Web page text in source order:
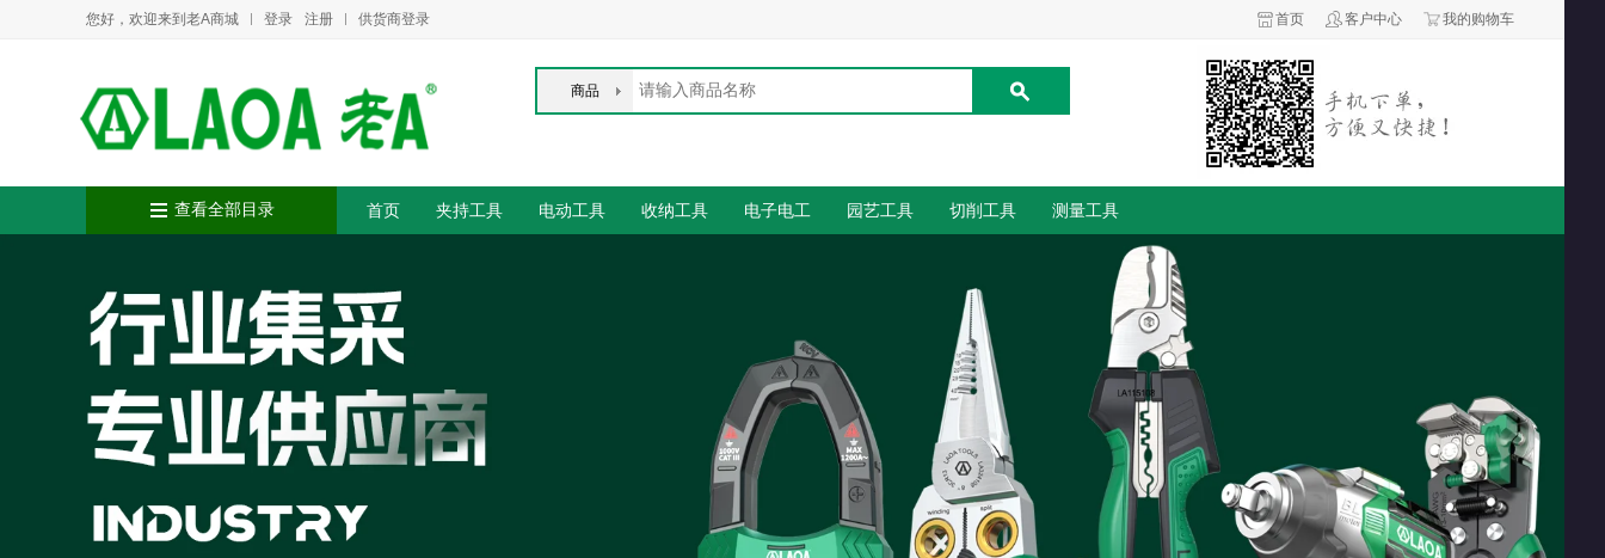
您好，欢迎来到老A商城 登录 注册 供货商登录 首页 客户中心 我的购物车
商品
查看全部目录 首页 夹持工具 电动工具 收纳工具 电子电工 园艺工具 切削工具 测量工具